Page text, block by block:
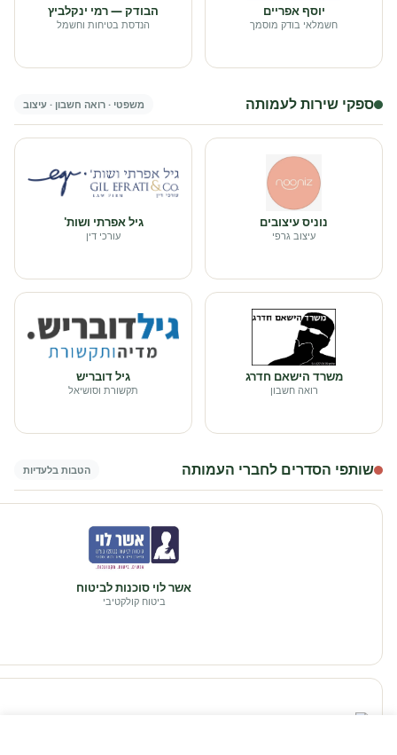
יוסף אפריים
חשמלאי בודק מוסמך
הבודק — רמי ינקלביץ
הנדסת בטיחות וחשמל
ספקי שירות לעמותה משפטי · רואה חשבון · עיצוב
נוניס עיצובים
עיצוב גרפי
גיל אפרתי ושות'
עורכי דין
משרד הישאם חדרג
רואה חשבון
גיל דובריש
תקשורת וסושיאל
שותפי הסדרים לחברי העמותה הטבות בלעדיות
אשר לוי סוכנות לביטוח
ביטוח קולקטיבי